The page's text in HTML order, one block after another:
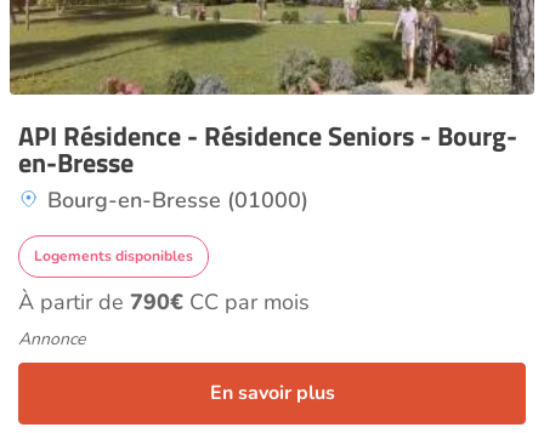
API Résidence - Résidence Seniors - Bourg-
en-Bresse
Bourg-en-Bresse (01000)
Logements disponibles
À partir de 790€ CC par mois
Annonce
En savoir plus